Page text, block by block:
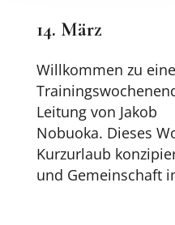
14. März
Willkommen zu
Leitung von Jakob
Nobuoka. Dieses
Kurzurlaub
und Gemeinschaft